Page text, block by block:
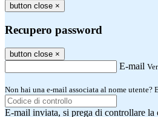
button close ×
Recupero password
button close ×
E-mail
Non hai una e-mail associata al nome utente?
E-mail inviata, si prega di controllare la